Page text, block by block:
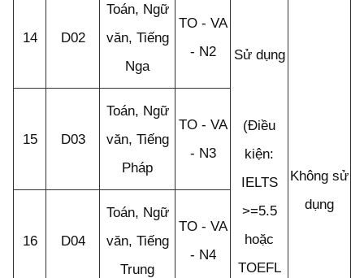
Sử dụng
(Điều
kiện:
IELTS
>=5.5
hoặc
TOEFL
Không sử
dụng
14 D02
Toán, Ngữ
văn, Tiếng
Nga
TO - VA
- N2
15 D03
Toán, Ngữ
văn, Tiếng
Pháp
TO - VA
- N3
16 D04
Toán, Ngữ
văn, Tiếng
Trung
TO - VA
- N4